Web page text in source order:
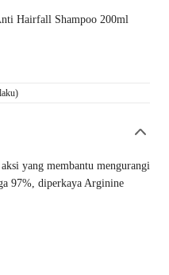
Hairfall Shampoo 200ml
yang membantu mengurangi
97%, diperkaya Arginine